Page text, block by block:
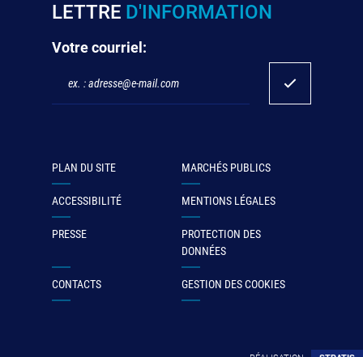
LETTRE D'INFORMATION
Votre courriel:
PLAN DU SITE MARCHÉS PUBLICS
ACCESSIBILITÉ MENTIONS LÉGALES
PRESSE
PROTECTION DES
DONNÉES
CONTACTS GESTION DES COOKIES